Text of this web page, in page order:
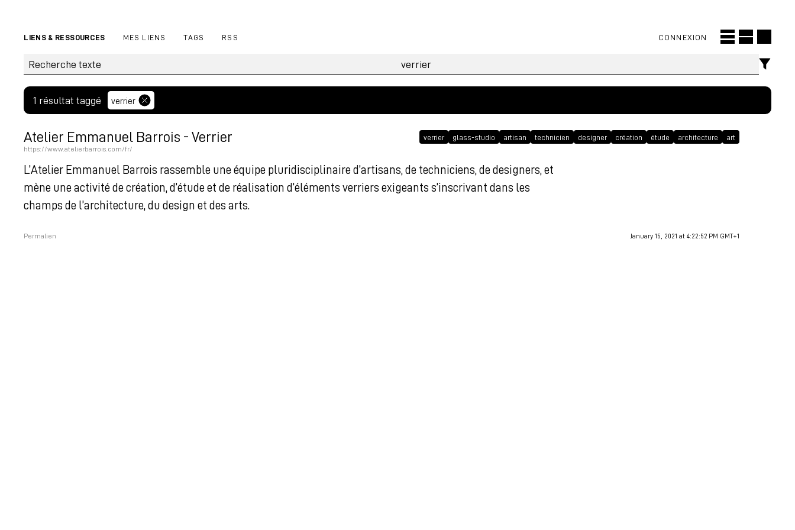
LIENS & RESSOURCES MES LIENS TAGS RSS CONNEXION
1 résultat taggé verrier
Atelier Emmanuel Barrois - Verrier
https://www.atelierbarrois.com/fr/
verrier glass-studio artisan technicien designer création étude architecture art
L’Atelier Emmanuel Barrois rassemble une équipe pluridisciplinaire d’artisans, de techniciens, de designers, et
mène une activité de création, d’étude et de réalisation d’éléments verriers exigeants s’inscrivant dans les
champs de l’architecture, du design et des arts.
Permalien January 15, 2021 at 4:22:52 PM GMT+1